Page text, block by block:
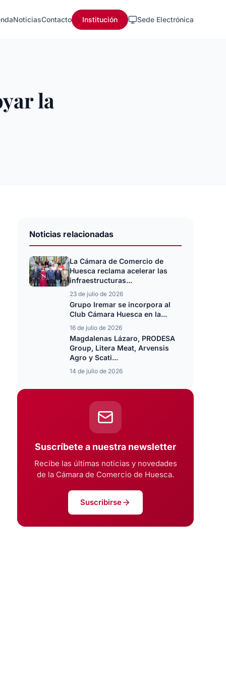
NoticiasContacto Institución Sede Electrónica
la
Noticias relacionadas
La Cámara de Comercio de
Huesca reclama acelerar las
infraestructuras...
23 de julio de 2026
Grupo Iremar se incorpora al
Club Cámara Huesca en la...
16 de julio de 2026
Magdalenas Lázaro, PRODESA
Group, Litera Meat, Arvensis
Agro y Scati...
14 de julio de 2026
Suscríbete a nuestra newsletter
Recibe las últimas noticias y novedades
de la Cámara de Comercio de Huesca.
Suscribirse